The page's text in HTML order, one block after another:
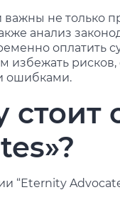
не только
анализ
оплатить
избежать
ошибками.
стоит
“Eternity